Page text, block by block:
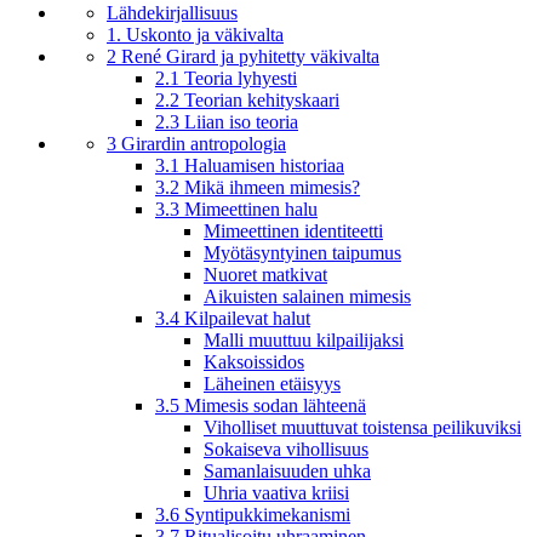
Lähdekirjallisuus
1. Uskonto ja väkivalta
2 René Girard ja pyhitetty väkivalta
2.1 Teoria lyhyesti
2.2 Teorian kehityskaari
2.3 Liian iso teoria
3 Girardin antropologia
3.1 Haluamisen historiaa
3.2 Mikä ihmeen mimesis?
3.3 Mimeettinen halu
Mimeettinen identiteetti
Myötäsyntyinen taipumus
Nuoret matkivat
Aikuisten salainen mimesis
3.4 Kilpailevat halut
Malli muuttuu kilpailijaksi
Kaksoissidos
Läheinen etäisyys
3.5 Mimesis sodan lähteenä
Viholliset muuttuvat toistensa peilikuviksi
Sokaiseva vihollisuus
Samanlaisuuden uhka
Uhria vaativa kriisi
3.6 Syntipukkimekanismi